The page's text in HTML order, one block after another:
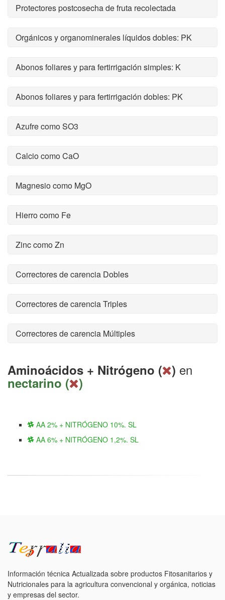
Protectores postcosecha de fruta recolectada
Orgánicos y organominerales líquidos dobles: PK
Abonos foliares y para fertirrigación simples: K
Abonos foliares y para fertirrigación dobles: PK
Azufre como SO3
Calcio como CaO
Magnesio como MgO
Hierro como Fe
Zinc como Zn
Correctores de carencia Dobles
Correctores de carencia Triples
Correctores de carencia Múltiples
Aminoácidos + Nitrógeno ( ) en
nectarino ( )
AA 2% + NITRÓGENO 10%. SL
AA 6% + NITRÓGENO 1,2%. SL
Información técnica Actualizada sobre productos Fitosanitarios y
Nutricionales para la agricultura convencional y orgánica, noticias
y empresas del sector.